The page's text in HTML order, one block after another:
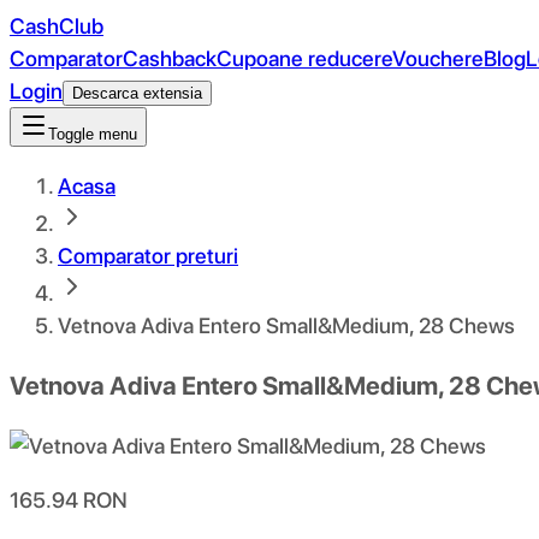
CashClub
ComparatorCashbackCupoane reducereVouchereBlog
Login
Descarca extensia
Toggle menu
Acasa
Comparator preturi
Vetnova Adiva Entero Small&Medium, 28 Chews
Vetnova Adiva Entero Small&Medium, 28
165.94 RON